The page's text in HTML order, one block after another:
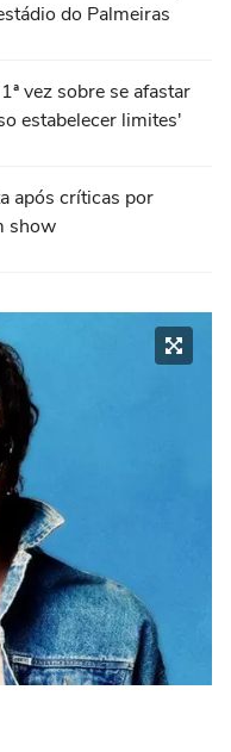
do Palmeiras
vez sobre se afastar
estabelecer limites'
após críticas por
show